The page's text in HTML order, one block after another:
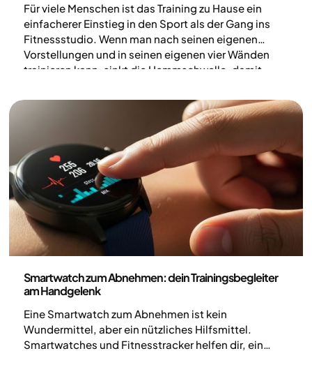
Für viele Menschen ist das Training zu Hause ein
einfacherer Einstieg in den Sport als der Gang ins
Fitnessstudio. Wenn man nach seinen eigenen
Vorstellungen und in seinen eigenen vier Wänden
trainieren kann, sinkt die Hemmschwelle, damit
genauso effektiv sein wie das Training im
Smartwatch zum Abnehmen: dein Trainingsbegleiter
am Handgelenk
Eine Smartwatch zum Abnehmen ist kein
Wundermittel, aber ein nützliches Hilfsmittel.
Smartwatches und Fitnesstracker helfen dir, ein